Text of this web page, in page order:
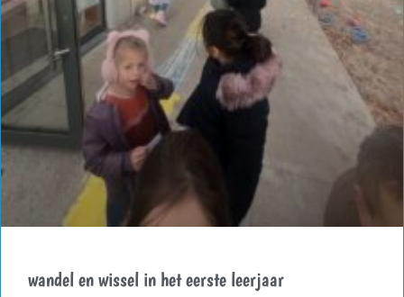
wandel en wissel in het eerste leerjaar